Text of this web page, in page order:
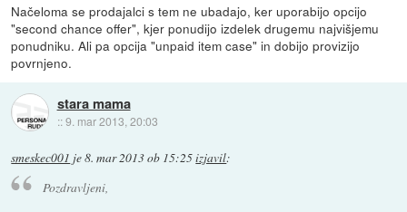
Načeloma se prodajalci s tem ne ubadajo, ker uporabijo opcijo
"second chance offer", kjer ponudijo izdelek drugemu najvišjemu
ponudniku. Ali pa opcija "unpaid item case" in dobijo provizijo
povrnjeno.
stara mama
::9. mar 2013, 20:03
smeskec001 je8. mar 2013 ob 15:25izjavil:
Pozdravljeni,